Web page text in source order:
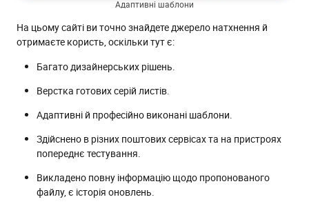
Адаптивні шаблони
На цьому сайті ви точно знайдете джерело натхнення й
отримаєте користь, оскільки тут є:
Багато дизайнерських рішень.
Верстка готових серій листів.
Адаптивні й професійно виконані шаблони.
Здійснено в різних поштових сервісах та на пристроях
попереднє тестування.
Викладено повну інформацію щодо пропонованого
файлу, є історія оновлень.